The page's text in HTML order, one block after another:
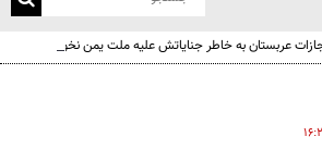
عربستان به خاطر جنایاتش علیه ملت یمن نخواهد شد